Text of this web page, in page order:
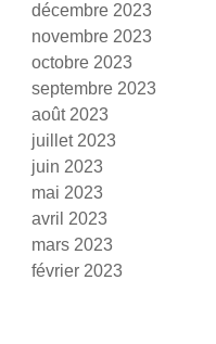
décembre 2023
novembre 2023
octobre 2023
septembre 2023
août 2023
juillet 2023
juin 2023
mai 2023
avril 2023
mars 2023
février 2023